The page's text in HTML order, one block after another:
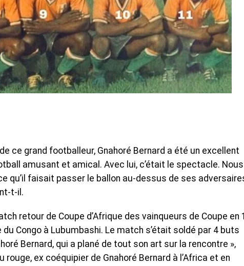
ce grand footballeur, Gnahoré Bernard a été un excellent
amusant et amical. Avec lui, c’était le spectacle. Nous
qu’il faisait passer le ballon au-dessus de ses
t-il.
retour de Coupe d’Afrique des vainqueurs de Coupe en
Congo à Lubumbashi. Le match s’était soldé par 4 buts
Bernard, qui a plané de tout son art sur la rencontre »,
ex coéquipier de Gnahoré Bernard à l’Africa et en